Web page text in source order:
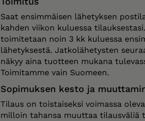
Saat ensimmäisen lähetyksen
kahden viikon kuluessa
toimitetaan noin 3 kk kuluessa
lähetyksestä. Jatkolähetysten
näkyy aina tuotteen mukana
Toimitamme vain Suomeen.
Sopimuksen kesto ja
Tilaus on toistaiseksi voimassa
milloin tahansa muuttaa tilausväliä